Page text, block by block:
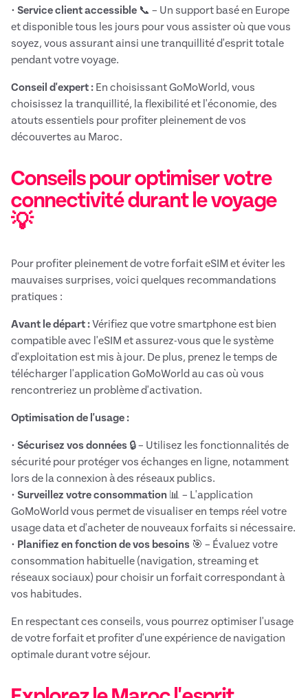
• Service client accessible 📞 – Un support basé en Europe
et disponible tous les jours pour vous assister où que vous
soyez, vous assurant ainsi une tranquillité d'esprit totale
pendant votre voyage.
Conseil d'expert : En choisissant GoMoWorld, vous
choisissez la tranquillité, la flexibilité et l'économie, des
atouts essentiels pour profiter pleinement de vos
découvertes au Maroc.
Conseils pour optimiser votre
connectivité durant le voyage
💡
Pour profiter pleinement de votre forfait eSIM et éviter les
mauvaises surprises, voici quelques recommandations
pratiques :
Avant le départ :Vérifiez que votre smartphone est bien
compatible avec l'eSIM et assurez-vous que le système
d'exploitation est mis à jour. De plus, prenez le temps de
télécharger l'application GoMoWorld au cas où vous
rencontreriez un problème d'activation.
Optimisation de l'usage :
• Sécurisez vos données 🔒 – Utilisez les fonctionnalités de
sécurité pour protéger vos échanges en ligne, notamment
lors de la connexion à des réseaux publics.
• Surveillez votre consommation 📊 – L'application
GoMoWorld vous permet de visualiser en temps réel votre
usage data et d'acheter de nouveaux forfaits si nécessaire.
• Planifiez en fonction de vos besoins 🎯 – Évaluez votre
consommation habituelle (navigation, streaming et
réseaux sociaux) pour choisir un forfait correspondant à
vos habitudes.
En respectant ces conseils, vous pourrez optimiser l'usage
de votre forfait et profiter d'une expérience de navigation
optimale durant votre séjour.